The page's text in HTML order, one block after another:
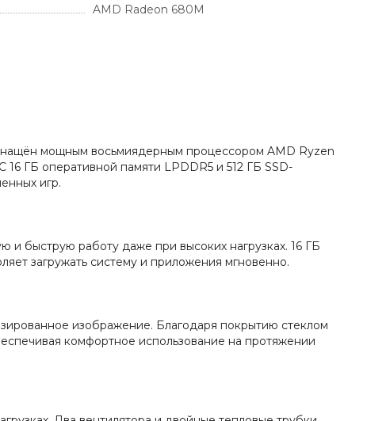
AMD Radeon 680M
мощным восьмиядерным процессором AMD Ryzen
ГБ оперативной памяти LPDDR5 и 512 ГБ SSD-
игр.
и быструю работу даже при высоких нагрузках. 16 ГБ
загружать систему и приложения мгновенно.
изображение. Благодаря покрытию стеклом
комфортное использование на протяжении